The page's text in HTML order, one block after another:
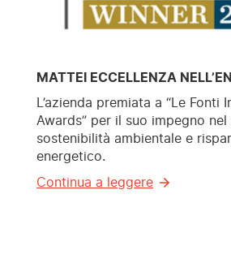
MATTEI ECCELLENZA
L’azienda premiata a “Le Fonti
Awards” per il suo impegno
sostenibilità ambientale e
energetico.
Continua a leggere